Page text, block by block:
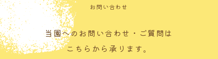
お問い合わせ
当園へのお問い合わせ・ご質問は
こちらから承ります。